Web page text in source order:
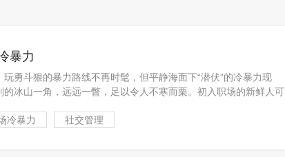
暴力
勇斗狠的暴力路线不再时髦，但平静海面下“潜伏”的冷暴力现
冰山一角，远远一瞥，足以令人不寒而栗。初入职场的新鲜人可
冷暴力 社交管理